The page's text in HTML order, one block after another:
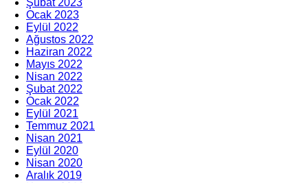
Şubat 2023
Ocak 2023
Eylül 2022
Ağustos 2022
Haziran 2022
Mayıs 2022
Nisan 2022
Şubat 2022
Ocak 2022
Eylül 2021
Temmuz 2021
Nisan 2021
Eylül 2020
Nisan 2020
Aralık 2019